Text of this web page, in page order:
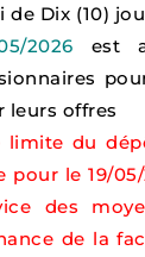
de Dix (10)
2026 est
leurs offres
limite du
pour le 19/
des
de la